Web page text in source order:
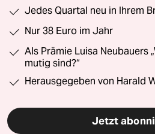
Jedes Quartal neu in Ihrem
Nur 38 Euro im Jahr
Als Prämie Luisa Neubauers
mutig sind?“
Herausgegeben von Harald
Jetzt